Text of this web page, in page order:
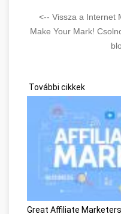
<-- Vissza a Internet
Make Your Mark!
További cikkek
Great Affiliate